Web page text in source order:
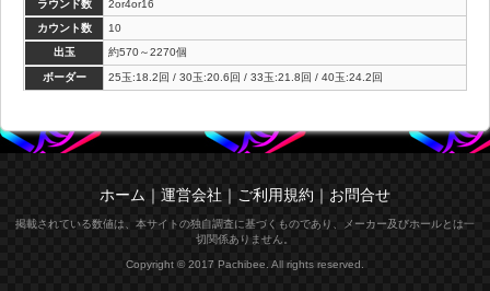
ラウンド数
2or4or16
カウント数
10
出玉
約570～2270個
ボーダー 25玉:18.2回 / 30玉:20.6回 / 33玉:21.8回 / 40玉:24.2回
ホーム ｜ 運営会社 ｜ ご利用規約 ｜ お問合せ
掲載されている数値は、本サイトの独自調査に基づくものであり、メーカー及びホールとは一
切関係ありません。
Copyright © 2017 Pachibee. All rights reserved.